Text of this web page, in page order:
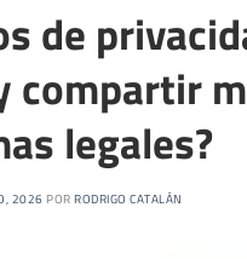
de
compartir
legales?
2026 POR RODRIGO CATALÁN